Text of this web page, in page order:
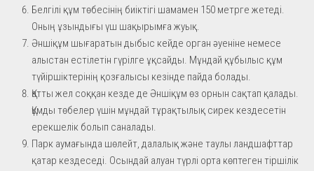
Белгілі құм төбесінің биіктігі шамамен 150 метрге жетеді.
Оның ұзындығы үш шақырымға жуық.
Әншіқұм шығаратын дыбыс кейде орган әуеніне немесе
алыстан естілетін гүрілге ұқсайды. Мұндай құбылыс құм
түйіршіктерінің қозғалысы кезінде пайда болады.
Қатты жел соққан кезде де Әншіқұм өз орнын сақтап қалады.
Құмды төбелер үшін мұндай тұрақтылық сирек кездесетін
ерекшелік болып саналады.
Парк аумағында шөлейт, далалық және таулы ландшафттар
қатар кездеседі. Осындай алуан түрлі орта көптеген тіршілік